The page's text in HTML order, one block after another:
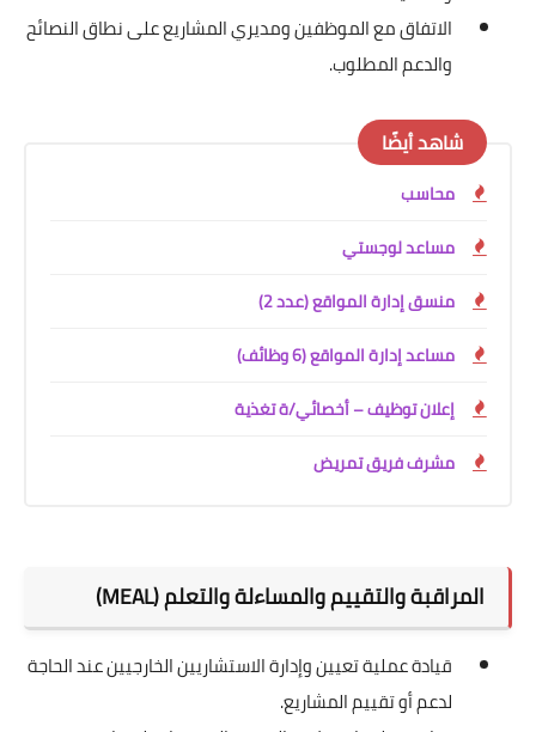
الاتفاق مع الموظفين ومديري المشاريع على نطاق النصائح
والدعم المطلوب.
شاهد أيضًا
محاسب
مساعد لوجستي
منسق إدارة المواقع (عدد 2)
مساعد إدارة المواقع (6 وظائف)
إعلان توظيف – أخصائي/ة تغذية
مشرف فريق تمريض
المراقبة والتقييم والمساءلة والتعلم (MEAL)
قيادة عملية تعيين وإدارة الاستشاريين الخارجيين عند الحاجة
لدعم أو تقييم المشاريع.